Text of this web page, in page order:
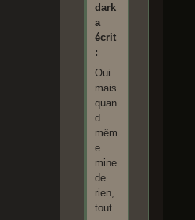
dark
a
écrit
:
Oui
mais
quan
d
mêm
e
mine
de
rien,
tout